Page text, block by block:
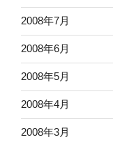
2008年7月
2008年6月
2008年5月
2008年4月
2008年3月